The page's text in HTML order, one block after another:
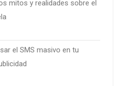
mitos y realidades sobre el
el SMS masivo en tu